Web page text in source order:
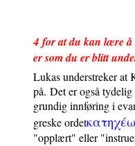
4 for at du kan lære å
er som du er blitt
Lukas understreker at
på. Det er også
grundig innføring i
greske ordetκατηχεω
"opplært" eller